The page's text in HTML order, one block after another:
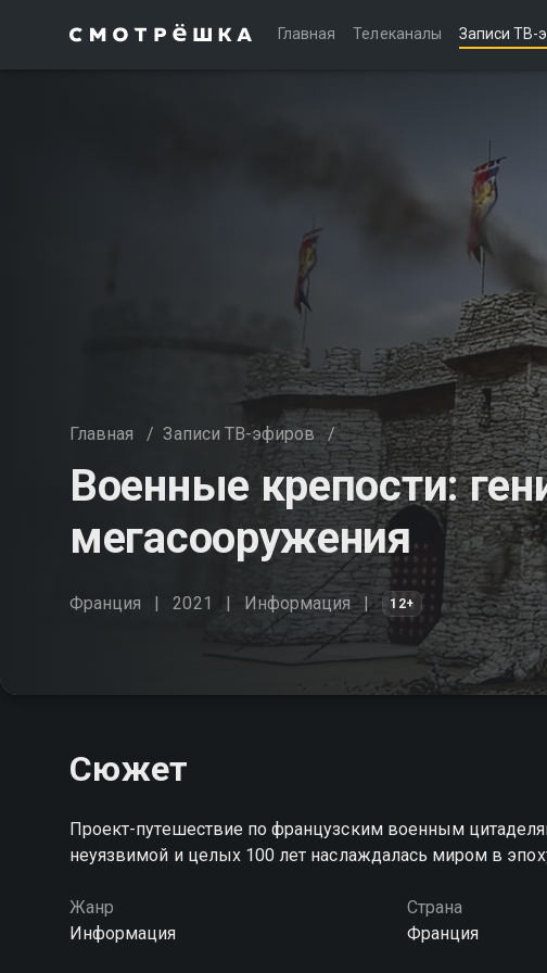
Главная Телеканалы Записи ТВ-
Главная / Записи ТВ-эфиров /
Военные крепости:
мегасооружения
Франция 2021 Информация 12+
Сюжет
Проект-путешествие по французским военным
неуязвимой и целых 100 лет наслаждалась миром в
Жанр
Информация
Страна
Франция